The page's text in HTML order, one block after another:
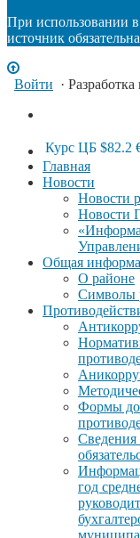
При использовании в
источник
Войти ·
Курс ЦБ $82.2
Главная
Новости
Новости
Новости
Общая
О районе
Символы
Формы
Сведения
год